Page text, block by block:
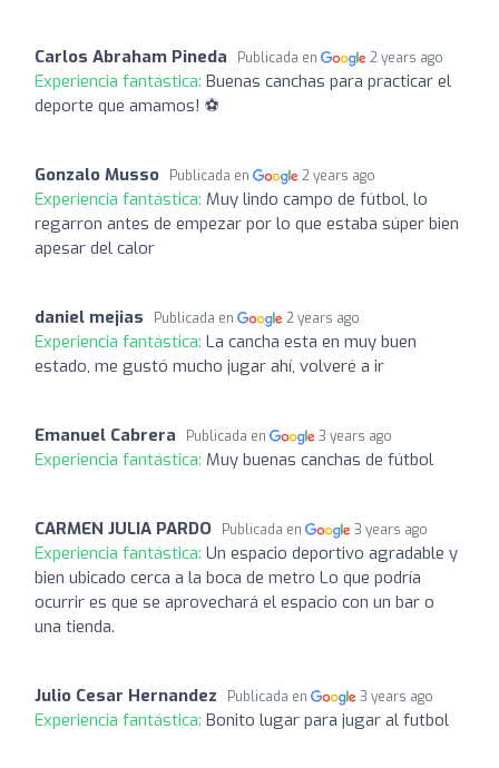
Carlos Abraham Pineda Publicada en 2 years ago
Experiencia fantástica: Buenas canchas para practicar el
deporte que amamos! ⚽️
Gonzalo Musso Publicada en 2 years ago
Experiencia fantástica: Muy lindo campo de fútbol, lo
regarron antes de empezar por lo que estaba súper bien
apesar del calor
daniel mejias Publicada en 2 years ago
Experiencia fantástica: La cancha esta en muy buen
estado, me gustó mucho jugar ahí, volveré a ir
Emanuel Cabrera Publicada en 3 years ago
Experiencia fantástica: Muy buenas canchas de fútbol
CARMEN JULIA PARDO Publicada en 3 years ago
Experiencia fantástica: Un espacio deportivo agradable y
bien ubicado cerca a la boca de metro Lo que podría
ocurrir es que se aprovechará el espacio con un bar o
una tienda.
Julio Cesar Hernandez Publicada en 3 years ago
Experiencia fantástica: Bonito lugar para jugar al futbol